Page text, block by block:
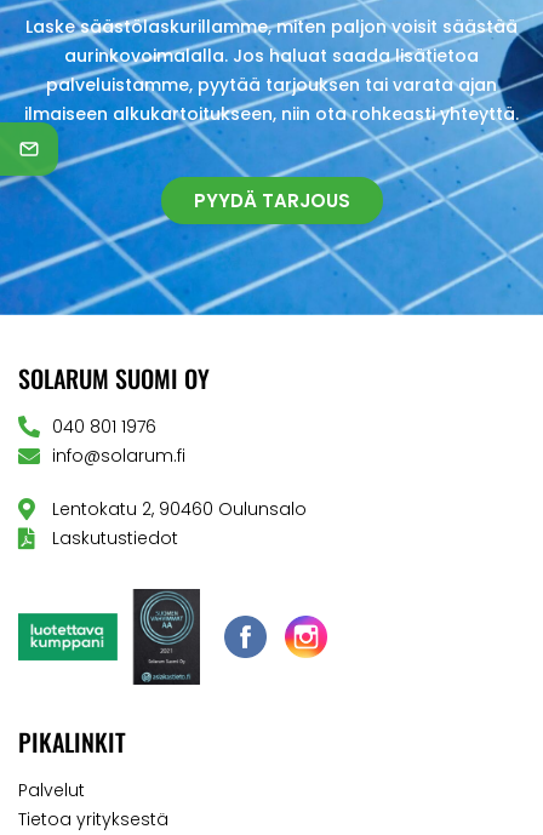
Laske säästölaskurillamme, miten paljon voisit säästää
aurinkovoimalalla. Jos haluat saada lisätietoa
palveluistamme, pyytää tarjouksen tai varata ajan
ilmaiseen alkukartoitukseen, niin ota rohkeasti yhteyttä.
PYYDÄ TARJOUS
SOLARUM SUOMI OY
040 801 1976
info@solarum.fi
Lentokatu 2, 90460 Oulunsalo
Laskutustiedot
PIKALINKIT
Palvelut
Tietoa yrityksestä